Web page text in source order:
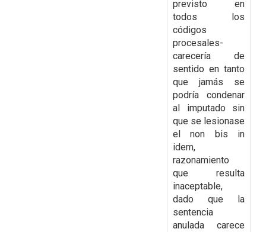
previsto en
todos los
códigos
procesales-
carecería de
sentido en tanto
que jamás se
podría condenar
al imputado sin
que se lesionase
elnon bis in
idem,
razonamiento
que resulta
inaceptable,
dado que la
sentencia
anulada carece